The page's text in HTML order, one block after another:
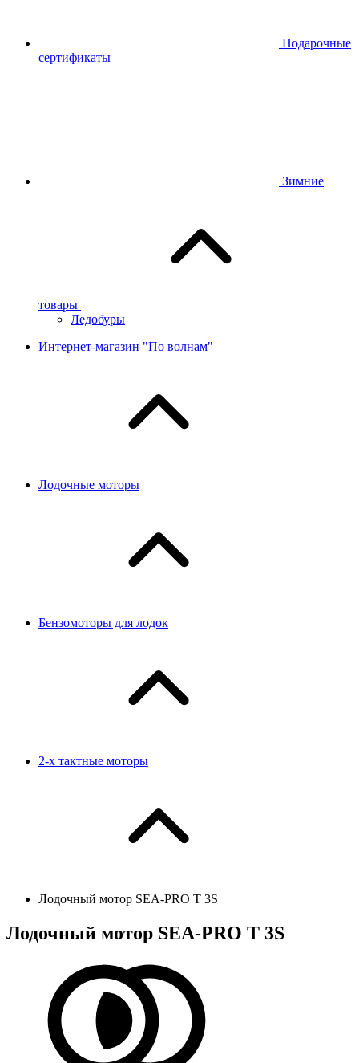
Подарочные
сертификаты
Зимние
товары
Ледобуры
Интернет-магазин "По волнам"
Лодочные моторы
Бензомоторы для лодок
2-х тактные моторы
Лодочный мотор SEA-PRO Т 3S
Лодочный мотор SEA-PRO Т 3S